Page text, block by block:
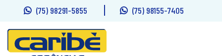
(75) 98291-5855 (75) 98155-7405